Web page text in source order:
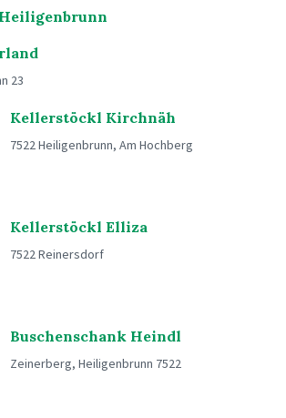
23
Kellerstöckl Kirchnäh
7522 Heiligenbrunn, Am Hochberg
Kellerstöckl Elliza
7522 Reinersdorf
Buschenschank Heindl
Zeinerberg, Heiligenbrunn 7522